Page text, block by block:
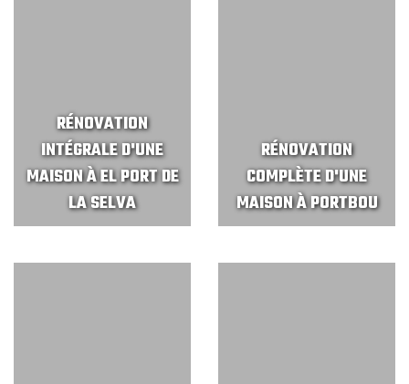
RÉNOVATION
INTÉGRALE D'UNE
MAISON À EL PORT DE
LA SELVA
RÉNOVATION
COMPLÈTE D'UNE
MAISON À PORTBOU